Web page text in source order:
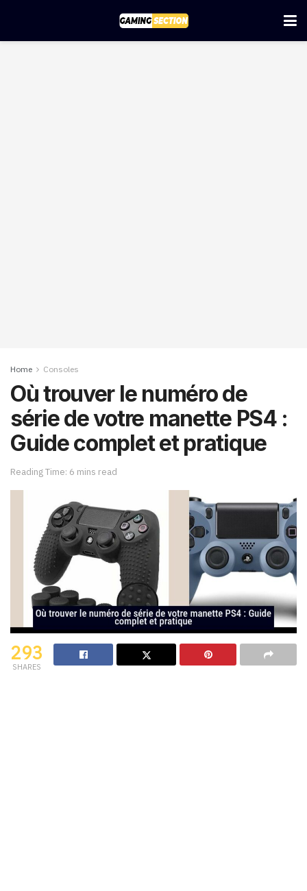
Home Consoles
Où trouver le numéro de
série de votre manette PS4 :
Guide complet et pratique
Reading Time: 6 mins read
293
SHARES